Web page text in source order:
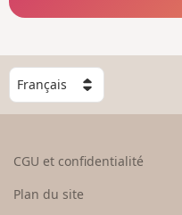
C
h
o
CGU et confidentialité
Plan du site